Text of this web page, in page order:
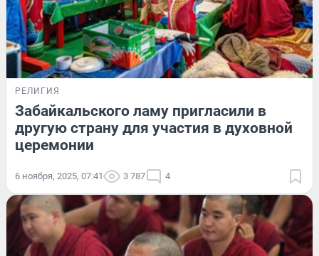
РЕЛИГИЯ
Забайкальского ламу пригласили в
другую страну для участия в духовной
церемонии
6 ноября, 2025, 07:41 3 787 4